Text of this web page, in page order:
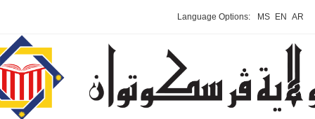
Language Options: MS EN AR